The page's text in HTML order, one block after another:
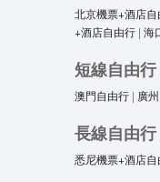
北京機票+酒店
+酒店自由行 | 海
短線自由行
澳門自由行 | 廣
長線自由行
悉尼機票+酒店